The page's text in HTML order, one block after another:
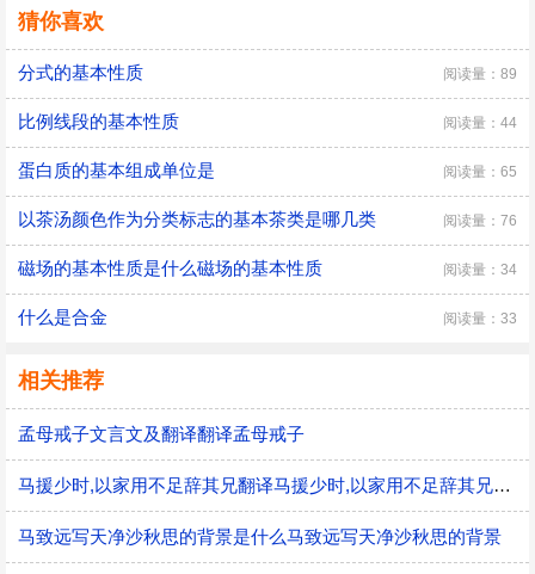
猜你喜欢
分式的基本性质 阅读量：89
比例线段的基本性质 阅读量：44
蛋白质的基本组成单位是 阅读量：65
以茶汤颜色作为分类标志的基本茶类是哪几类 阅读量：76
磁场的基本性质是什么磁场的基本性质 阅读量：34
什么是合金 阅读量：33
相关推荐
孟母戒子文言文及翻译翻译孟母戒子
马援少时,以家用不足辞其兄翻译马援少时,以家用不足辞其兄的意思
马致远写天净沙秋思的背景是什么马致远写天净沙秋思的背景